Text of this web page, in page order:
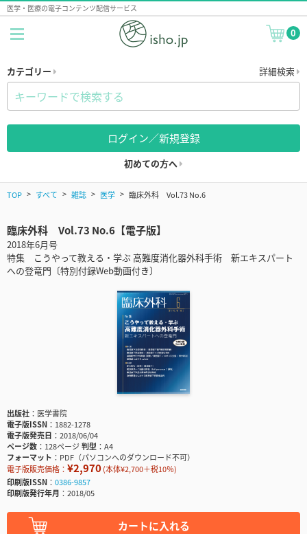
医学・医療の電子コンテンツ配信サービス
0
カテゴリー 詳細検索
ログイン／新規登録
初めての方へ
TOP すべて 雑誌 医学 臨床外科 Vol.73 No.6
臨床外科 Vol.73 No.6【電子版】
2018年6月号
特集 こうやって教える・学ぶ 高難度消化器外科手術 新エキスパート
への登竜門〔特別付録Web動画付き〕
出版社
医学書院
電子版ISSN
1882-1278
電子版発売日
2018/06/04
ページ数
128ページ判型
A4
フォーマット
PDF（パソコンへのダウンロード不可）
電子版販売価格： ¥2,970(本体¥2,700＋税10％)
印刷版ISSN
0386-9857
印刷版発行年月
2018/05
カートに入れる